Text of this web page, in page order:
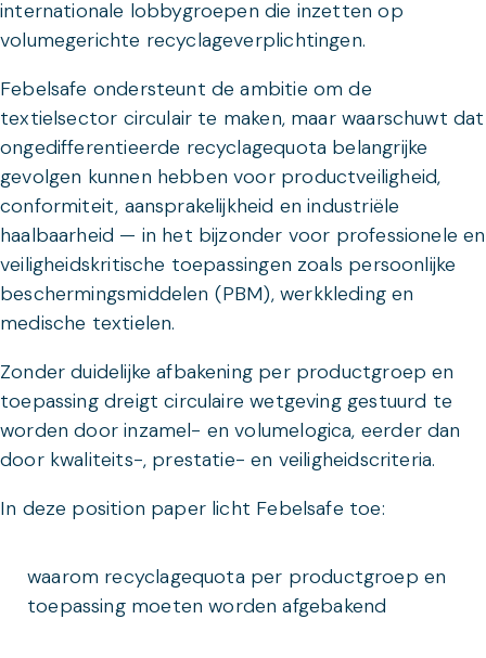
internationale lobbygroepen die inzetten op
volumegerichte recyclageverplichtingen.
Febelsafe ondersteunt de ambitie om de
textielsector circulair te maken, maar waarschuwt dat
ongedifferentieerde recyclagequota belangrijke
gevolgen kunnen hebben voor productveiligheid,
conformiteit, aansprakelijkheid en industriële
haalbaarheid — in het bijzonder voor professionele en
veiligheidskritische toepassingen zoals persoonlijke
beschermingsmiddelen (PBM), werkkleding en
medische textielen.
Zonder duidelijke afbakening per productgroep en
toepassing dreigt circulaire wetgeving gestuurd te
worden door inzamel- en volumelogica, eerder dan
door kwaliteits-, prestatie- en veiligheidscriteria.
In deze position paper licht Febelsafe toe:
waarom recyclagequota per productgroep en
toepassing moeten worden afgebakend